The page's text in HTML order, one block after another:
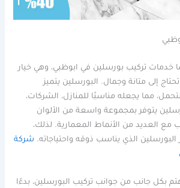
خدمات تركيب بورسلين في ابوظبي، وهي خيار
إلى متانة وجمال. البورسلين يتميز
مما يجعله مناسبًا للمنازل، الشركات،
يتوفر بمجموعة واسعة من الألوان
مع العديد من الأنماط المعمارية. لذلك،
الذي يناسب ذوقه واحتياجاته. شركة
بكل جانب من جوانب تركيب البورسلين، بدءًا